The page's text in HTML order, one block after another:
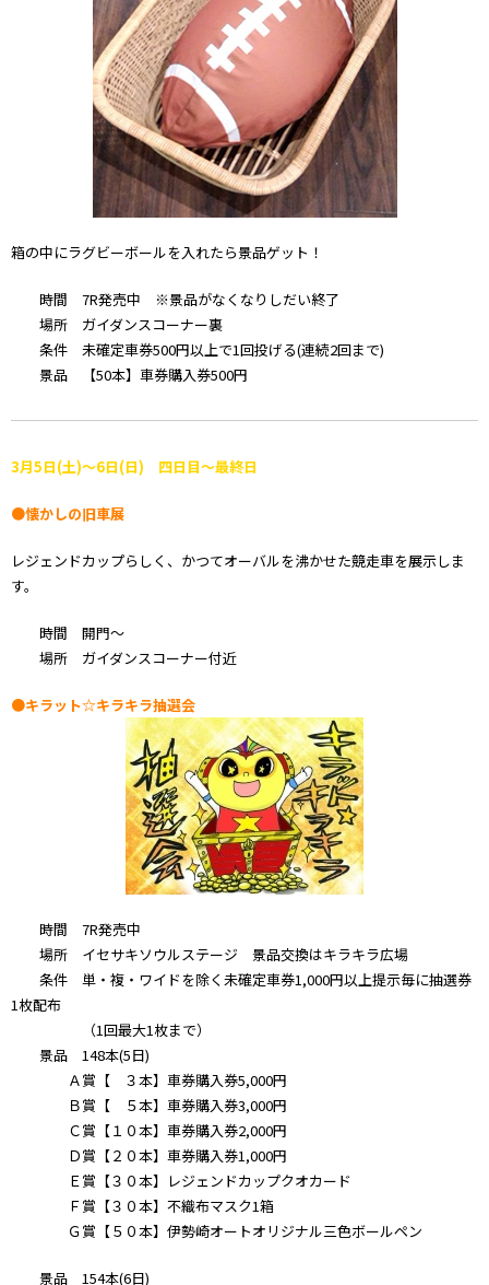
箱の中にラグビーボールを入れたら景品ゲット！
時間 7R発売中 ※景品がなくなりしだい終了
場所 ガイダンスコーナー裏
条件 未確定車券500円以上で1回投げる(連続2回まで)
景品 【50本】車券購入券500円
3月5日(土)～6日(日) 四日目～最終日
●懐かしの旧車展
レジェンドカップらしく、かつてオーバルを沸かせた競走車を展示しま
す。
時間 開門～
場所 ガイダンスコーナー付近
●キラット☆キラキラ抽選会
時間 7R発売中
場所 イセサキソウルステージ 景品交換はキラキラ広場
条件 単・複・ワイドを除く未確定車券1,000円以上提示毎に抽選券
1枚配布
（1回最大1枚まで）
景品 148本(5日)
Ａ賞【 ３本】車券購入券5,000円
Ｂ賞【 ５本】車券購入券3,000円
Ｃ賞【１０本】車券購入券2,000円
Ｄ賞【２０本】車券購入券1,000円
Ｅ賞【３０本】レジェンドカップクオカード
Ｆ賞【３０本】不織布マスク1箱
Ｇ賞【５０本】伊勢崎オートオリジナル三色ボールペン
景品 154本(6日)